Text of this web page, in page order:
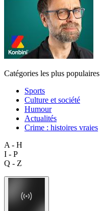
Catégories les plus populaires
Sports
Culture et société
Humour
Actualités
Crime : histoires vraies
A - H
I - P
Q - Z